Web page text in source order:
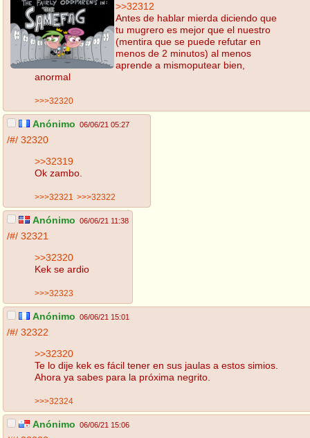
>>32312
Antes de hablar mierda diciendo que
tu mugrero es mejor que el nuestro
(mentira que se puede refutar en
menos de 2 minutos) al menos
aprende a mismoputear bien,
anormal
>>>32320
Anónimo 06/06/21 05:27
/#/ 32320
>>32319
Ok zambo.
>>>32321 >>>32322
Anónimo 06/06/21 11:38
/#/ 32321
>>32320
Kek se ardio
>>>32323
Anónimo 06/06/21 15:01
/#/ 32322
>>32320
Te lo dije kek es fácil tener en sus jaulas a estos simios.
Ahora ya sabes para la próxima negrito.
>>>32324
Anónimo 06/06/21 15:06